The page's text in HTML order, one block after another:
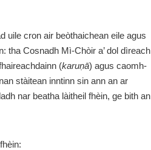
uile cron air beòthaichean eile agus
tha Cosnadh Mì-Chòir a’ dol dìreach
(karuṇā) agus caomh-
stàitean inntinn sin ann an ar
nar beatha làitheil fhèin, ge bith an